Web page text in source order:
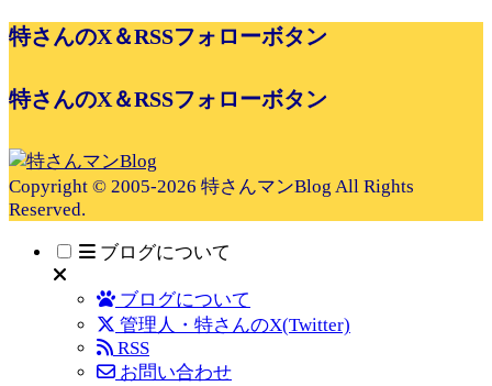
特さんのX＆RSSフォローボタン
特さんのX＆RSSフォローボタン
Copyright © 2005-2026 特さんマンBlog All Rights
Reserved.
ブログについて
ブログについて
管理人・特さんのX(Twitter)
RSS
お問い合わせ